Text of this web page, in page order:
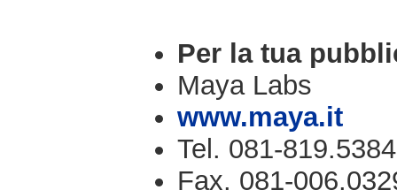
Per la tua
Maya Labs
www.maya.it
Tel. 081-819.5384
Fax. 081-